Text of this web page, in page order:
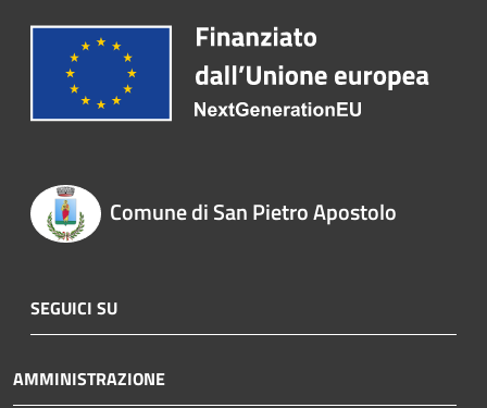
Comune di San Pietro Apostolo
SEGUICI SU
AMMINISTRAZIONE